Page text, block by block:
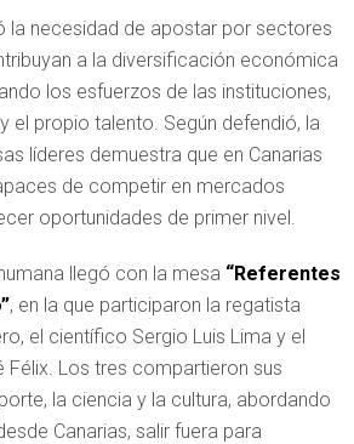
la necesidad de apostar por sectores
a la diversificación económica
los esfuerzos de las instituciones,
el propio talento. Según defendió, la
líderes demuestra que en Canarias
de competir en mercados
oportunidades de primer nivel.
llegó con la mesa “Referentes
, en la que participaron la regatista
el científico Sergio Luis Lima y el
Félix. Los tres compartieron sus
la ciencia y la cultura, abordando
Canarias, salir fuera para